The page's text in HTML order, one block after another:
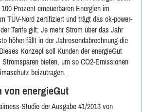
Prozent erneuerbaren Energien im
TÜV-Nord zertifiziert und trägt das ok-power-
Tarife gilt: Je mehr Strom über das Jahr
höher fällt in der Jahresendabrechnung die
Konzept soll Kunden der energieGut
bieten, um so CO2-Emissionen
beizutragen.
von energieGut
Studie der Ausgabe 41/2013 von